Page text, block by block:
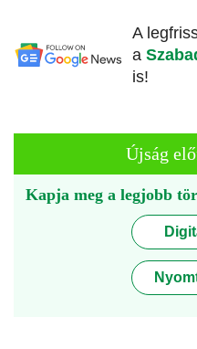
A
a
is!
Újság
Kapja meg a legjobb